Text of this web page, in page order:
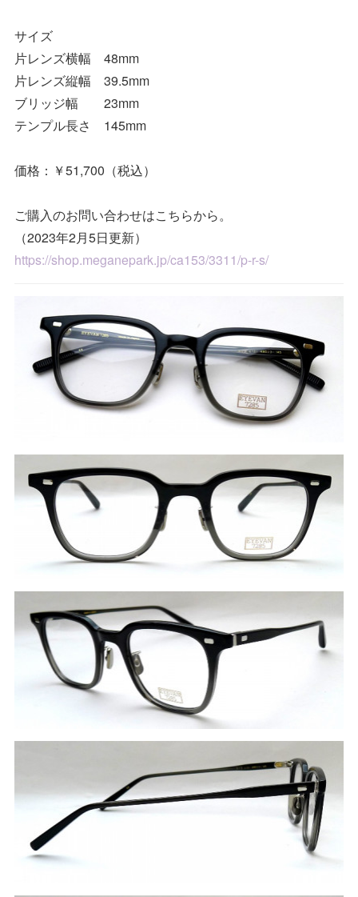
サイズ
片レンズ横幅 48mm
片レンズ縦幅 39.5mm
ブリッジ幅 23mm
テンプル長さ 145mm
価格：￥51,700（税込）
ご購入のお問い合わせはこちらから。
（2023年2月5日更新）
https://shop.meganepark.jp/ca153/3311/p-r-s/